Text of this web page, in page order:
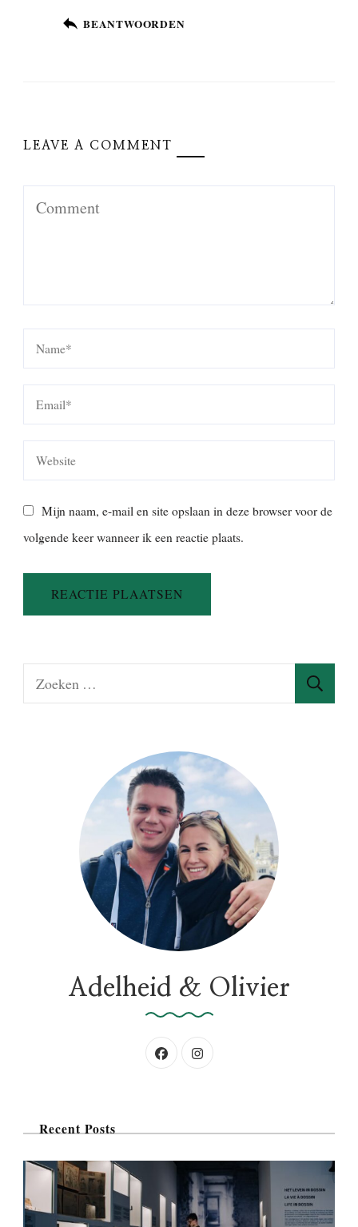
BEANTWOORDEN
LEAVE A COMMENT
Mijn naam, e-mail en site opslaan in deze browser voor de
volgende keer wanneer ik een reactie plaats.
o
Adelheid & Olivier
Recent Posts